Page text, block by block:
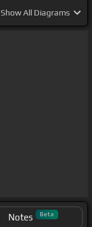
ShowAll Diagrams
Notes Beta